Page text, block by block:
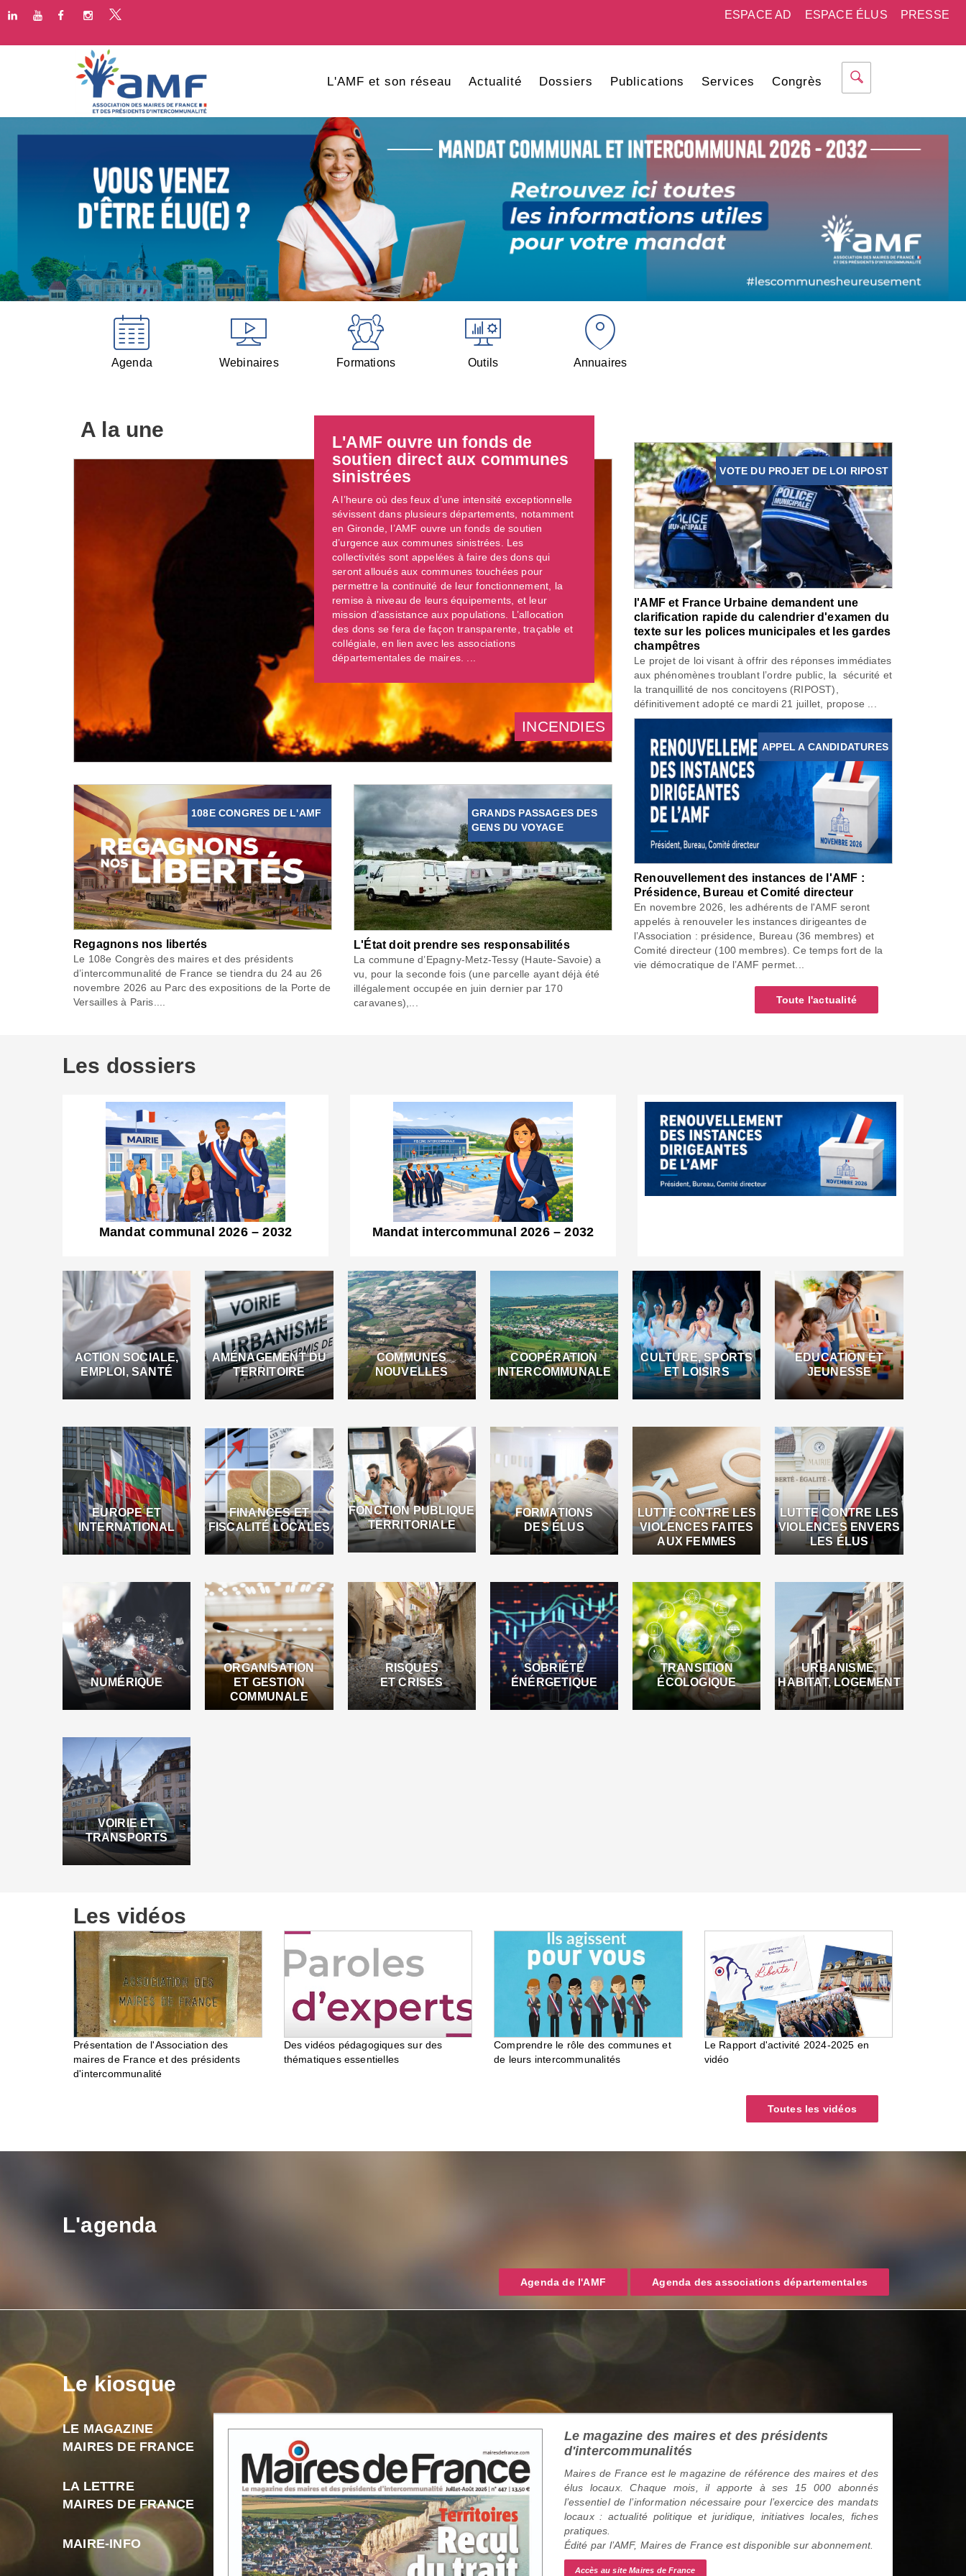
PRESSE
ESPACE ÉLUS
ESPACE AD
L'AMF et son réseau Actualité Dossiers Publications Services Congrès
Agenda Webinaires Formations Outils Annuaires
A la une
L'AMF ouvre un fonds de
soutien direct aux communes
sinistrées
A l’heure où des feux d’une intensité exceptionnelle
sévissent dans plusieurs départements, notamment
en Gironde, l’AMF ouvre un fonds de soutien
d’urgence aux communes sinistrées. Les
collectivités sont appelées à faire des dons qui
seront alloués aux communes touchées pour
permettre la continuité de leur fonctionnement, la
remise à niveau de leurs équipements, et leur
mission d’assistance aux populations. L’allocation
des dons se fera de façon transparente, traçable et
collégiale, en lien avec les associations
départementales de maires. ...
INCENDIES
108E CONGRES DE L'AMF
Regagnons nos libertés
Le 108e Congrès des maires et des présidents
d’intercommunalité de France se tiendra du 24 au 26
novembre 2026 au Parc des expositions de la Porte de
Versailles à Paris....
GRANDS PASSAGES DES
GENS DU VOYAGE
L'État doit prendre ses responsabilités
La commune d’Epagny-Metz-Tessy (Haute-Savoie) a
vu, pour la seconde fois (une parcelle ayant déjà été
illégalement occupée en juin dernier par 170
caravanes),...
VOTE DU PROJET DE LOI RIPOST
l'AMF et France Urbaine demandent une
clarification rapide du calendrier d'examen du
texte sur les polices municipales et les gardes
champêtres
Le projet de loi visant à offrir des réponses immédiates
aux phénomènes troublant l’ordre public, la sécurité et
la tranquillité de nos concitoyens (RIPOST),
définitivement adopté ce mardi 21 juillet, propose ...
APPEL A CANDIDATURES
Renouvellement des instances de l'AMF :
Présidence, Bureau et Comité directeur
En novembre 2026, les adhérents de l'AMF seront
appelés à renouveler les instances dirigeantes de
l’Association : présidence, Bureau (36 membres) et
Comité directeur (100 membres). Ce temps fort de la
vie démocratique de l’AMF permet...
Toute l'actualité
Les dossiers
Mandat communal 2026 – 2032 Mandat intercommunal 2026 – 2032
ACTION SOCIALE,
EMPLOI, SANTÉ
AMÉNAGEMENT DU
TERRITOIRE
COMMUNES
NOUVELLES
COOPÉRATION
INTERCOMMUNALE
CULTURE, SPORTS
ET LOISIRS
EDUCATION ET
JEUNESSE
EUROPE ET
INTERNATIONAL
FINANCES ET
FISCALITÉ LOCALES
FONCTION PUBLIQUE
TERRITORIALE
FORMATIONS
DES ÉLUS
LUTTE CONTRE LES
VIOLENCES FAITES
AUX FEMMES
LUTTE CONTRE LES
VIOLENCES ENVERS
LES ÉLUS
NUMÉRIQUE
ORGANISATION
ET GESTION
COMMUNALE
RISQUES
ET CRISES
SOBRIÉTÉ
ÉNÉRGETIQUE
TRANSITION
ÉCOLOGIQUE
URBANISME,
HABITAT, LOGEMENT
VOIRIE ET
TRANSPORTS
Les vidéos
Présentation de l'Association des
maires de France et des présidents
d'intercommunalité
Des vidéos pédagogiques sur des
thématiques essentielles
Comprendre le rôle des communes et
de leurs intercommunalités
Le Rapport d'activité 2024-2025 en
vidéo
Toutes les vidéos
L'agenda
Agenda de l'AMF Agenda des associations départementales
Le kiosque
LE MAGAZINE
MAIRES DE FRANCE
LA LETTRE
MAIRES DE FRANCE
MAIRE-INFO
Le magazine des maires et des présidents
d'intercommunalités
Maires de France est le magazine de référence des maires et des
élus locaux. Chaque mois, il apporte à ses 15 000 abonnés
l’essentiel de l’information nécessaire pour l’exercice des mandats
locaux : actualité politique et juridique, initiatives locales, fiches
pratiques.
Édité par l’AMF, Maires de France est disponible sur abonnement.
Accès au site Maires de France